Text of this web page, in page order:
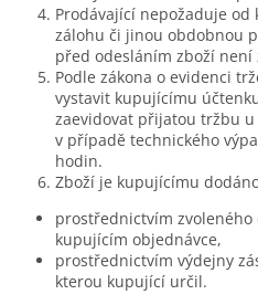
Prodávající nepožaduje
zálohu či jinou obdobnou
před odesláním zboží není
Podle zákona o evidenci
vystavit kupujícímu
zaevidovat přijatou tržbu
v případě technického
hodin.
Zboží je kupujícímu
prostřednictvím
kupujícím objednávce,
prostřednictvím výdejny
kterou kupující určil.